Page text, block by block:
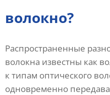
волокно?
Распространенные
волокна известны как
к типам оптического
одновременно